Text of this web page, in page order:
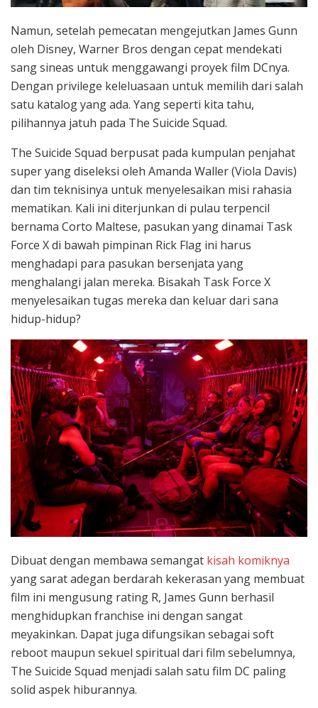
Namun, setelah pemecatan mengejutkan James Gunn
oleh Disney, Warner Bros dengan cepat mendekati
sang sineas untuk menggawangi proyek film DCnya.
Dengan privilege keleluasaan untuk memilih dari salah
satu katalog yang ada. Yang seperti kita tahu,
pilihannya jatuh pada The Suicide Squad.
The Suicide Squad berpusat pada kumpulan penjahat
super yang diseleksi oleh Amanda Waller (Viola Davis)
dan tim teknisinya untuk menyelesaikan misi rahasia
mematikan. Kali ini diterjunkan di pulau terpencil
bernama Corto Maltese, pasukan yang dinamai Task
Force X di bawah pimpinan Rick Flag ini harus
menghadapi para pasukan bersenjata yang
menghalangi jalan mereka. Bisakah Task Force X
menyelesaikan tugas mereka dan keluar dari sana
hidup-hidup?
Dibuat dengan membawa semangat kisah komiknya
yang sarat adegan berdarah kekerasan yang membuat
film ini mengusung rating R, James Gunn berhasil
menghidupkan franchise ini dengan sangat
meyakinkan. Dapat juga difungsikan sebagai soft
reboot maupun sekuel spiritual dari film sebelumnya,
The Suicide Squad menjadi salah satu film DC paling
solid aspek hiburannya.